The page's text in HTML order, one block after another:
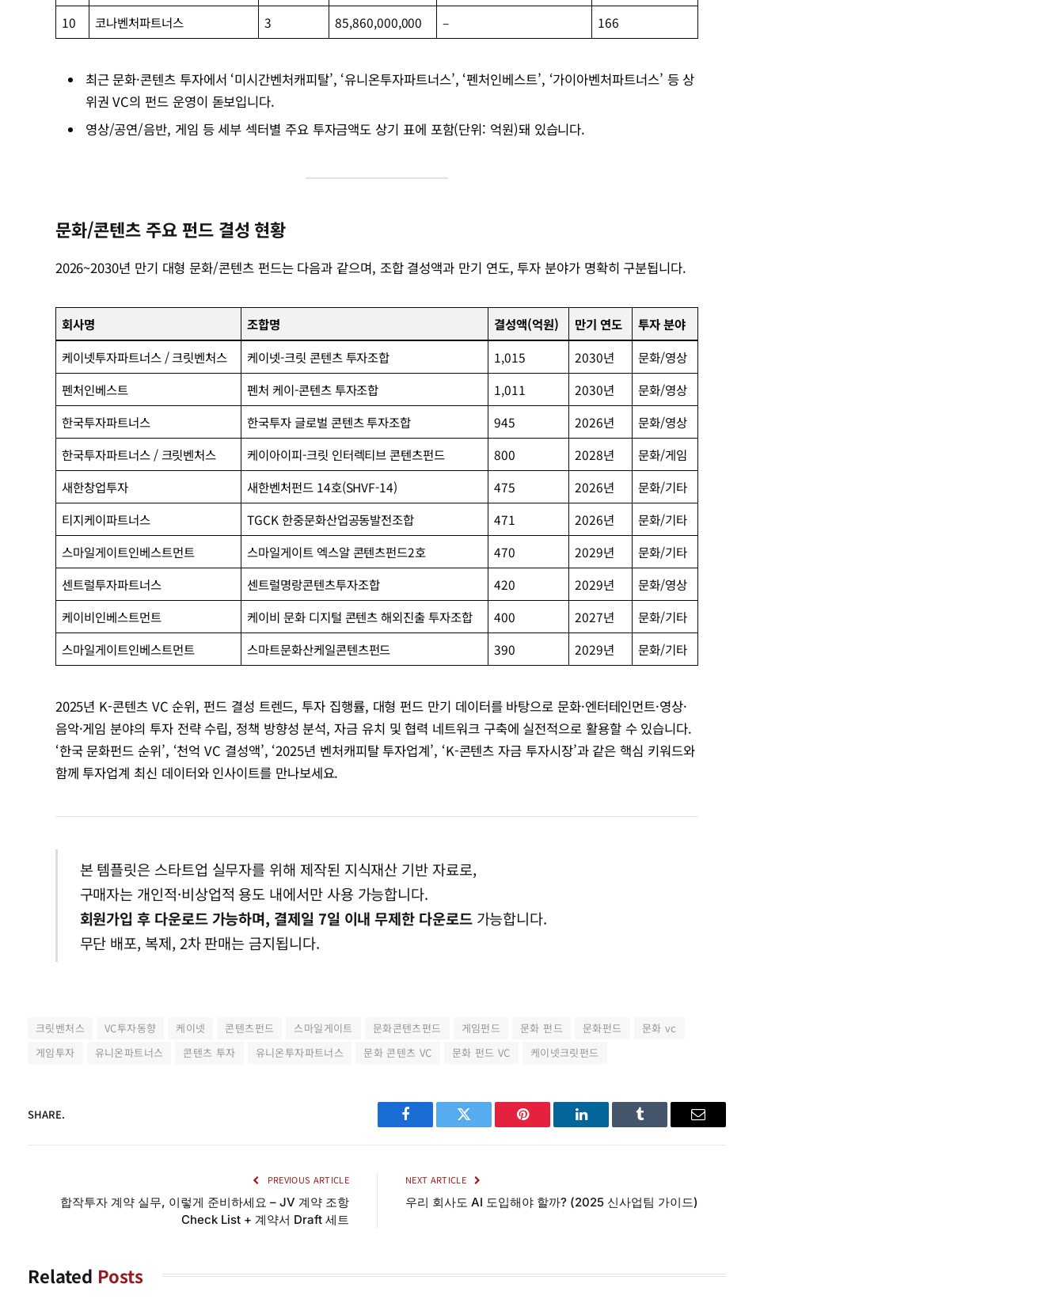
10
코나벤처파트너스 3 85,860,000,000 – 166
최근 문화·콘텐츠 투자에서 ‘미시간벤처캐피탈’, ‘유니온투자파트너스’, ‘펜처인베스트’, ‘가이아벤처파트너스’ 등 상
위권 VC의 펀드 운영이 돋보입니다.
영상/공연/음반, 게임 등 세부 섹터별 주요 투자금액도 상기 표에 포함(단위: 억원)돼 있습니다.
문화/콘텐츠 주요 펀드 결성 현황
2026~2030년 만기 대형 문화/콘텐츠 펀드는 다음과 같으며, 조합 결성액과 만기 연도, 투자 분야가 명확히 구분됩니다.
회사명 조합명 결성액(억원) 만기 연도
투자 분야
케이넷투자파트너스 / 크릿벤처스
케이넷-크릿 콘텐츠 투자조합 1,015 2030년
문화/영상
펜처인베스트
펜처 케이-콘텐츠 투자조합 1,011 2030년
문화/영상
한국투자파트너스
한국투자 글로벌 콘텐츠 투자조합 945 2026년
문화/영상
한국투자파트너스 / 크릿벤처스
케이아이피-크릿 인터렉티브 콘텐츠펀드 800 2028년
문화/게임
새한창업투자
새한벤처펀드 14호(SHVF-14) 475 2026년
문화/기타
티지케이파트너스
TGCK 한중문화산업공동발전조합 471 2026년
문화/기타
스마일게이트인베스트먼트
스마일게이트 엑스알 콘텐츠펀드2호 470 2029년
문화/기타
센트럴투자파트너스
센트럴명랑콘텐츠투자조합 420 2029년
문화/영상
케이비인베스트먼트
케이비 문화 디지털 콘텐츠 해외진출 투자조합 400 2027년
문화/기타
스마일게이트인베스트먼트
스마트문화산케일콘텐츠펀드 390 2029년 문화/기타
2025년 K-콘텐츠 VC 순위, 펀드 결성 트렌드, 투자 집행률, 대형 펀드 만기 데이터를 바탕으로 문화·엔터테인먼트·영상·
음악·게임 분야의 투자 전략 수립, 정책 방향성 분석, 자금 유치 및 협력 네트워크 구축에 실전적으로 활용할 수 있습니다.
‘한국 문화펀드 순위’, ‘천억 VC 결성액’, ‘2025년 벤처캐피탈 투자업계’, ‘K-콘텐츠 자금 투자시장’과 같은 핵심 키워드와
함께 투자업계 최신 데이터와 인사이트를 만나보세요.
본 템플릿은 스타트업 실무자를 위해 제작된 지식재산 기반 자료로,
구매자는 개인적·비상업적 용도 내에서만 사용 가능합니다.
회원가입 후 다운로드 가능하며, 결제일 7일 이내 무제한 다운로드가능합니다.
무단 배포, 복제, 2차 판매는 금지됩니다.
크릿벤처스 VC투자동향 케이넷 콘텐츠펀드 스마일게이트 문화콘텐츠펀드 게임펀드 문화 펀드 문화펀드
문화 vc
게임투자
유니온파트너스 콘텐츠 투자 유니온투자파트너스 문화 콘텐츠 VC 문화 펀드 VC 케이넷크릿펀드
SHARE.
Facebook Twitter Pinterest LinkedIn Tumblr Email
PREVIOUS ARTICLE
합작투자 계약 실무, 이렇게 준비하세요 – JV 계약 조항
Check List + 계약서 Draft 세트
NEXT ARTICLE
우리 회사도 AI 도입해야 할까? (2025 신사업팀 가이드)
Related Posts